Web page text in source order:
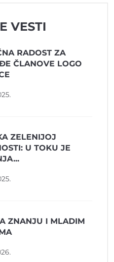
VESTI
RADOST ZA
ČLANOVE LOGO
ZELENIJOJ
U TOKU JE
ZNANJU I MLADIM